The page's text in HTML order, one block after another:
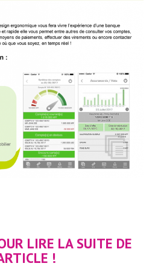
LIRE LA SUITE DE
!